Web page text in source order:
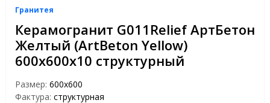
Гранитея
Керамогранит G011Relief АртБетон
Желтый (ArtBeton Yellow)
600x600х10 структурный
Размер: 600х600
Фактура: структурная